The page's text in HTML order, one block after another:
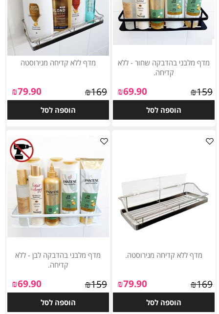
מדף מלבני בהדבקה שחור - ללא
קדיחה.
₪159
₪69.90
הוספה לסל
מדף ללא קדיחה מנירוסטה
₪169
₪79.90
הוספה לסל
מדף ללא קדיחה מנירוסטה.
₪169
₪79.90
הוספה לסל
מדף מלבני בהדבקה לבן - ללא
קדיחה.
₪159
₪69.90
הוספה לסל